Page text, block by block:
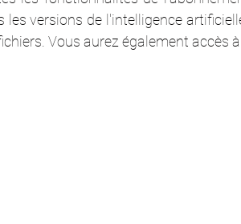
les versions de l'intelligence
Vous aurez également accès